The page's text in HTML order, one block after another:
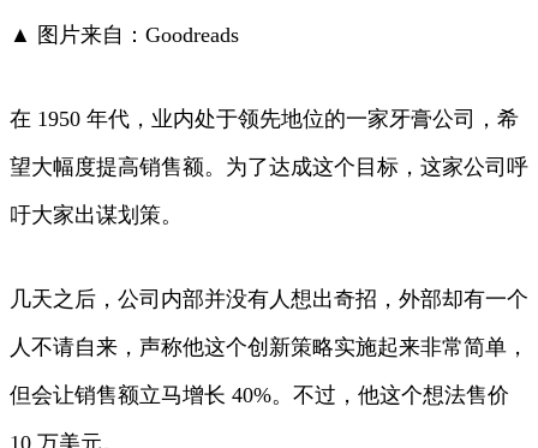
▲ 图片来自：Goodreads
在 1950 年代，业内处于领先地位的一家牙膏公司，希
望大幅度提高销售额。为了达成这个目标，这家公司呼
吁大家出谋划策。
几天之后，公司内部并没有人想出奇招，外部却有一个
人不请自来，声称他这个创新策略实施起来非常简单，
但会让销售额立马增长 40%。不过，他这个想法售价